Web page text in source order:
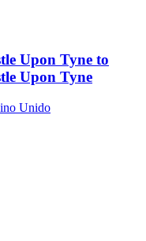
Upon Tyne to
Upon Tyne
Unido